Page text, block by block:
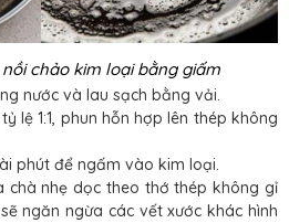
chảo kim loại bằng giấm
nước và lau sạch bằng vải.
lệ 1:1, phun hỗn hợp lên thép không
phút để ngấm vào kim loại.
chà nhẹ dọc theo thớ thép không gỉ
ngăn ngừa các vết xước khác hình